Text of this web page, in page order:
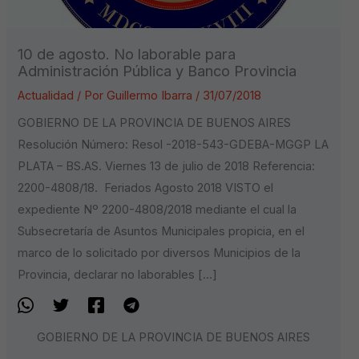
10 de agosto. No laborable para
Administración Pública y Banco Provincia
Actualidad / Por Guillermo Ibarra / 31/07/2018
GOBIERNO DE LA PROVINCIA DE BUENOS AIRES
Resolución Número: Resol -2018-543-GDEBA-MGGP LA
PLATA – BS.AS. Viernes 13 de julio de 2018 Referencia:
2200-4808/18. Feriados Agosto 2018 VISTO el
expediente Nº 2200-4808/2018 mediante el cual la
Subsecretaría de Asuntos Municipales propicia, en el
marco de lo solicitado por diversos Municipios de la
Provincia, declarar no laborables […]
GOBIERNO DE LA PROVINCIA DE BUENOS AIRES